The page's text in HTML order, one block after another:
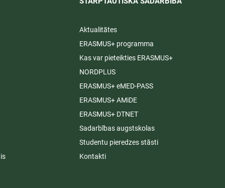
Aktualitātes
ERASMUS+ programma
Kas var pieteikties ERASMUS+
NORDPLUS
ERASMUS+ eMED-PASS
ERASMUS+ AMiDE
ERASMUS+ DTNET
Sadarbības augstskolas
Studentu pieredzes stāsti
Kontakti